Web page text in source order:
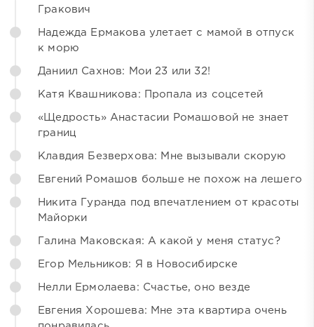
Гракович
Надежда Ермакова улетает с мамой в отпуск
к морю
Даниил Сахнов: Мои 23 или 32!
Катя Квашникова: Пропала из соцсетей
«Щедрость» Анастасии Ромашовой не знает
границ
Клавдия Безверхова: Мне вызывали скорую
Евгений Ромашов больше не похож на лешего
Никита Гуранда под впечатлением от красоты
Майорки
Галина Маковская: А какой у меня статус?
Егор Мельников: Я в Новосибирске
Нелли Ермолаева: Счастье, оно везде
Евгения Хорошева: Мне эта квартира очень